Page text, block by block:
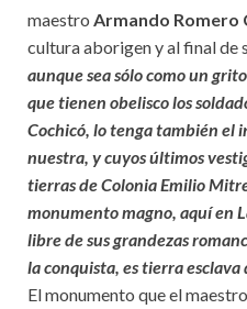
maestro Armando Romero
cultura aborigen y al final de
aunque sea sólo como un
que tienen obelisco los
Cochicó, lo tenga también el
nuestra, y cuyos últimos
tierras de Colonia Emilio
monumento magno, aquí en
libre de sus grandezas
la conquista, es tierra esclava
El monumento que el